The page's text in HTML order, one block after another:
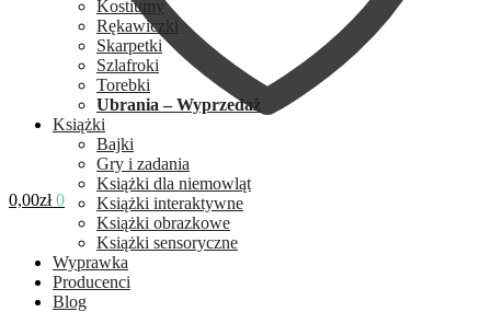
0,00zł 0
Kostiumy
Rękawiczki
Skarpetki
Szlafroki
Torebki
Ubrania – Wyprzedaż
Książki
Bajki
Gry i zadania
Książki dla niemowląt
Książki interaktywne
Książki obrazkowe
Książki sensoryczne
Wyprawka
Producenci
Blog